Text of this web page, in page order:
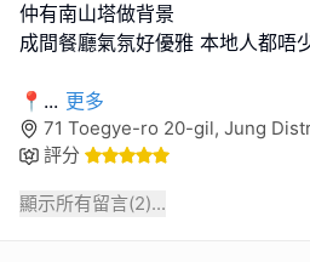
仲有南山塔做背景
成間餐廳氣氛好優雅 本地人都唔
📍 ... 更多
71 Toegye-ro 20-gil, Jung
評分
顯示所有留言(2)...